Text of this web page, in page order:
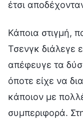
έτσι
Κάποια στιγμή,
Τσενγκ διάλεγε
απέφευγε τα
όποτε είχε να
κάποιον με
συμπεριφορά.